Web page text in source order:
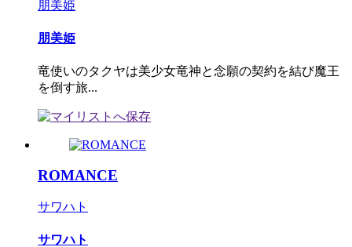
朋美姫
朋美姫
竜使いのタクヤは美少女竜神と念願の契約を結び魔王
を倒す旅...
ROMANCE
サワハト
サワハト